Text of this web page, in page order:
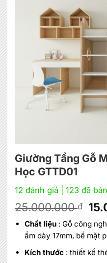
Giường Tầng Gỗ
Học GTTD01
12 đánh giá | 123 đã bán
25.000.000đ
Giá
là:
Chất liệu: Gỗ công
ẩm dày 17mm, bề mặt
Kích thước : thiết kế